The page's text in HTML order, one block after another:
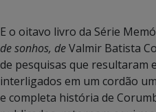
E o oitavo livro da Série
de sonhos, deValmir Batista
de pesquisas que resultaram
interligados em um cordão
e completa história de